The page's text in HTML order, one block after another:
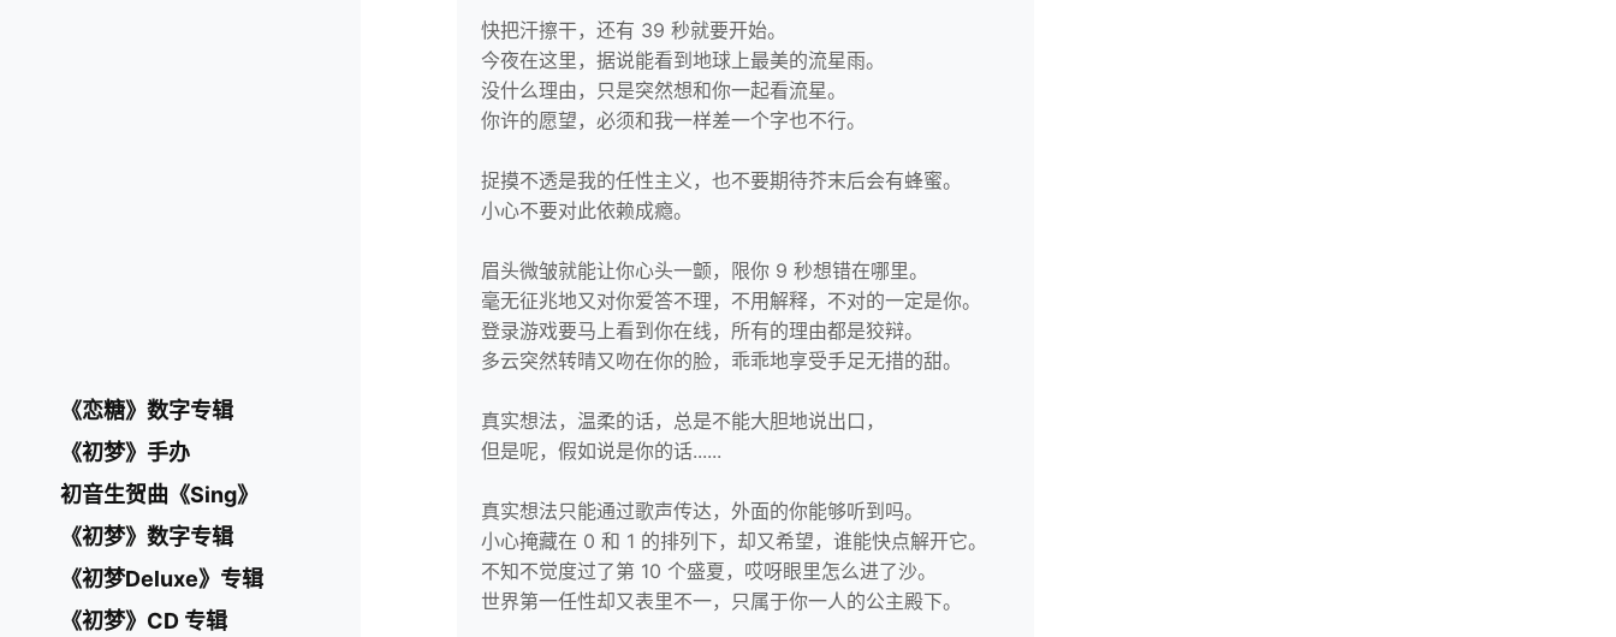
《恋糖》数字专辑
《初梦》手办
初音生贺曲《Sing》
《初梦》数字专辑
《初梦Deluxe》专辑
《初梦》CD 专辑
快把汗擦干，还有 39 秒就要开始。
今夜在这里，据说能看到地球上最美的流星雨。
没什么理由，只是突然想和你一起看流星。
你许的愿望，必须和我一样差一个字也不行。
捉摸不透是我的任性主义，也不要期待芥末后会有蜂蜜。
小心不要对此依赖成瘾。
眉头微皱就能让你心头一颤，限你 9 秒想错在哪里。
毫无征兆地又对你爱答不理，不用解释，不对的一定是你。
登录游戏要马上看到你在线，所有的理由都是狡辩。
多云突然转晴又吻在你的脸，乖乖地享受手足无措的甜。
真实想法，温柔的话，总是不能大胆地说出口，
但是呢，假如说是你的话......
真实想法只能通过歌声传达，外面的你能够听到吗。
小心掩藏在 0 和 1 的排列下，却又希望，谁能快点解开它。
不知不觉度过了第 10 个盛夏，哎呀眼里怎么进了沙。
世界第一任性却又表里不一，只属于你一人的公主殿下。